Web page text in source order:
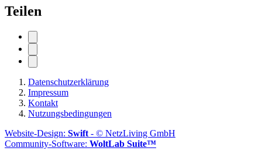
Teilen
Datenschutzerklärung
Impressum
Kontakt
Nutzungsbedingungen
Website-Design: Swift - © NetzLiving GmbH
Community-Software: WoltLab Suite™